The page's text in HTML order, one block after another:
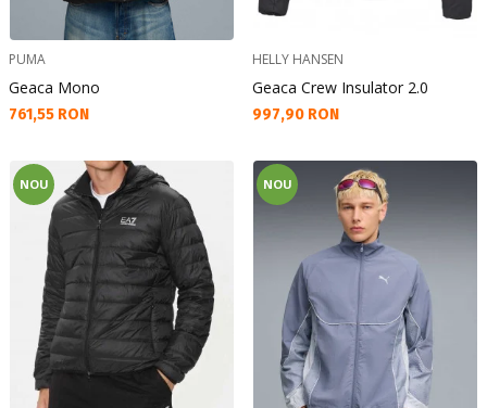
PUMA
Geaca Mono
Текуща цена:
761,55 RON
HELLY HANSEN
Geaca Crew Insulator 2.0
Текуща цена:
997,90 RON
NOU NOU